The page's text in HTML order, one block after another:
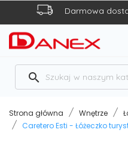
Darmowa
search
Strona główna Wnętrze
Caretero Esti - Łóżeczko